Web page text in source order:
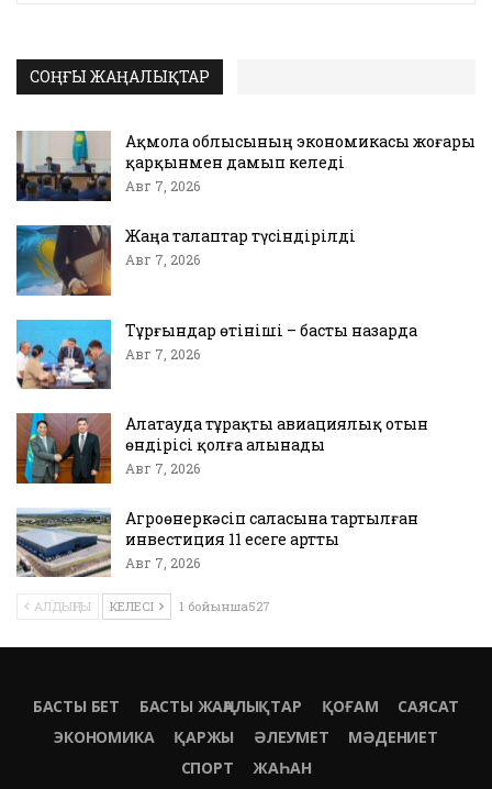
СОҢҒЫ ЖАҢАЛЫҚТАР
Ақмола облысының экономикасы жоғары
қарқынмен дамып келеді
Авг 7, 2026
Жаңа талаптар түсіндірілді
Авг 7, 2026
Тұрғындар өтініші – басты назарда
Авг 7, 2026
Алатауда тұрақты авиациялық отын
өндірісі қолға алынады
Авг 7, 2026
Агроөнеркәсіп саласына тартылған
инвестиция 11 есеге артты
Авг 7, 2026
АЛДЫҢҒЫ КЕЛЕСІ 1 бойынша527
БАСТЫ БЕТ БАСТЫ ЖАҢАЛЫҚТАР ҚОҒАМ
САЯСАТ
ЭКОНОМИКА
ҚАРЖЫ ӘЛЕУМЕТ
МӘДЕНИЕТ
СПОРТ
ЖАҺАН